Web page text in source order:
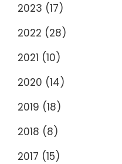
2023 (17)
2022 (28)
2021 (10)
2020 (14)
2019 (18)
2018 (8)
2017 (15)